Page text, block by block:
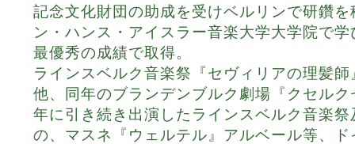
記念文化財団の助成を受けベルリンで研鑽
ン・ハンス・アイスラー音楽大学大学院で
最優秀の成績で取得。
ラインスベルク音楽祭『セヴィリアの理髪
他、同年のブランデンブルク劇場『クセル
年に引き続き出演したラインスベルク音楽
の、マスネ『ウェルテル』アルベール等、